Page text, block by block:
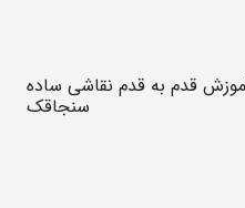
قدم به قدم نقاشی ساده
سنجاقک